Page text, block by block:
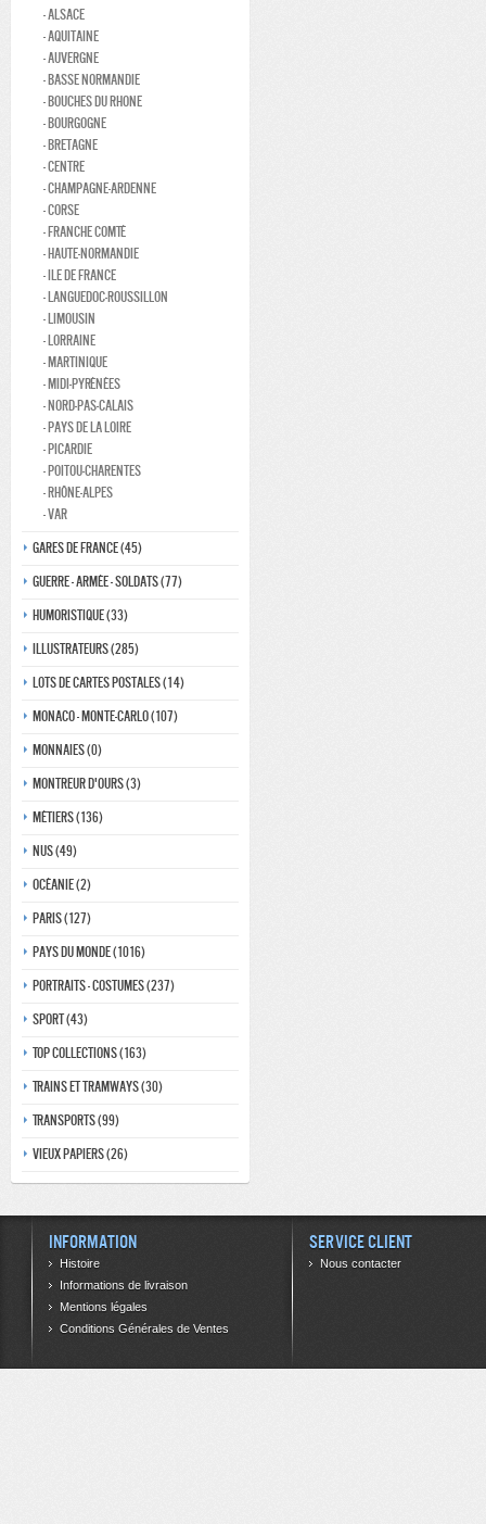
- Alsace
- Aquitaine
- Auvergne
- Basse normandie
- Bouches du rhone
- Bourgogne
- Bretagne
- Centre
- Champagne-ardenne
- Corse
- Franche comté
- Haute-normandie
- Ile de france
- Languedoc-roussillon
- Limousin
- Lorraine
- Martinique
- Midi-Pyrénées
- Nord-pas-calais
- Pays de la loire
- Picardie
- Poitou-charentes
- Rhône-alpes
- Var
Gares de france (45)
Guerre - Armée - Soldats (77)
Humoristique (33)
Illustrateurs (285)
Lots de Cartes Postales (14)
Monaco - monte-carlo (107)
Monnaies (0)
Montreur d'ours (3)
Métiers (136)
Nus (49)
Océanie (2)
Paris (127)
Pays du monde (1016)
Portraits - costumes (237)
Sport (43)
Top collections (163)
Trains et tramways (30)
Transports (99)
Vieux papiers (26)
Information
Histoire
Informations de livraison
Mentions légales
Conditions Générales de Ventes
Service client
Nous contacter